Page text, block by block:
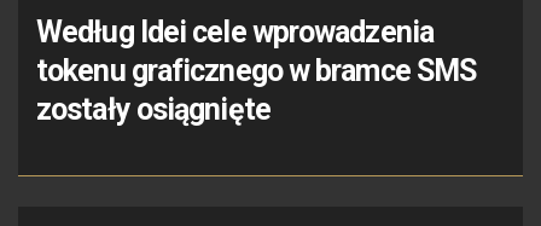
Według Idei cele wprowadzenia
tokenu graficznego w bramce SMS
zostały osiągnięte